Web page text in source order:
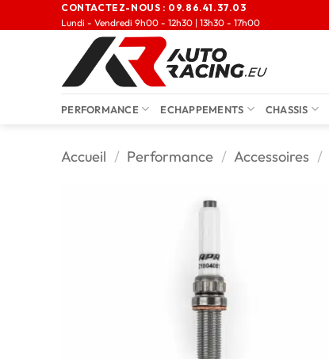
CONTACTEZ-NOUS : 09.86.41.37.03
Lundi - Vendredi 9h00 - 12h30 | 13h30 - 17h00
PERFORMANCE ECHAPPEMENTS CHASSIS
Accueil / Performance / Accessoires /